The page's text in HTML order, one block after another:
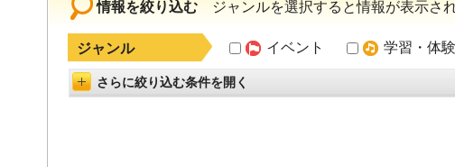
情報を絞り込む ジャンルを選択すると情報が表示さ
ジャンル イベント 学習・体験
詳細設定を開く
さらに絞り込む条件を開く